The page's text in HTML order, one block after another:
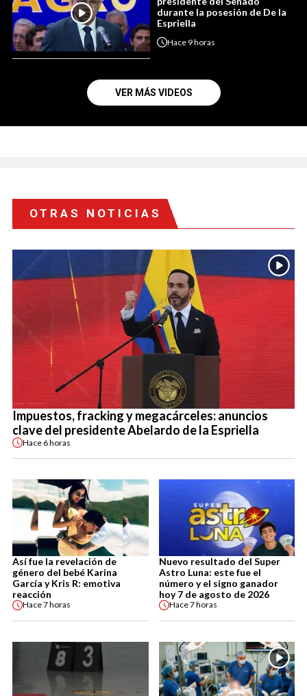
durante la posesión de De la
Espriella
Hace 9 horas
VER MÁS VIDEOS
OTRAS NOTICIAS
Impuestos, fracking y megacárceles: anuncios
clave del presidente Abelardo de la Espriella
Hace 6 horas
Así fue la revelación de
género del bebé Karina
García y Kris R: emotiva
reacción
Hace7 horas
Nuevo resultado del Super
Astro Luna: este fue el
número y el signo ganador
hoy 7 de agosto de 2026
Hace7 horas